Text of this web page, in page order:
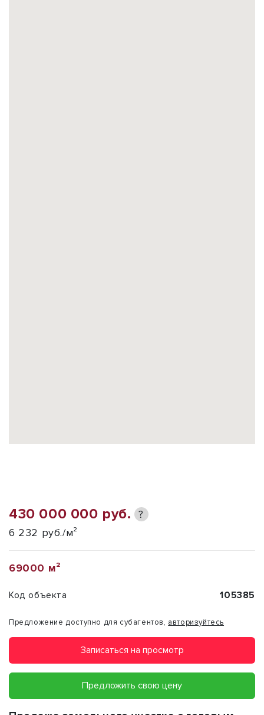
430 000 000 руб. ?
6 232 руб./м²
69000 м²
Код объекта 105385
Предложение доступно для субагентов, авторизуйтесь
Записаться на просмотр
Предложить свою цену